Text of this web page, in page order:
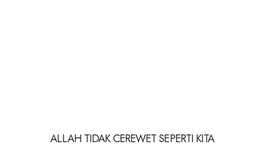
ALLAH TIDAK CEREWET SEPERTI KITA